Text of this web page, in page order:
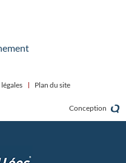
Plan du site
Conception